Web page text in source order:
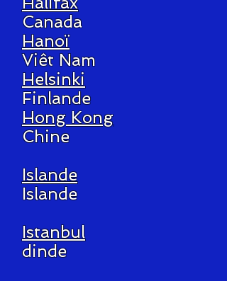
Canada
Hanoï
Viêt Nam
Helsinki
Finlande
Hong Kong
Chine
Islande
Islande
Istanbul
dinde